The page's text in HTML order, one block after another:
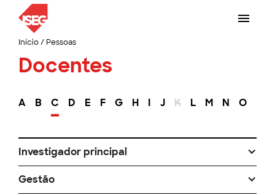
Início/ Pessoas
Docentes
A B C D E F G H I J K L M N O
Investigador principal
Gestão